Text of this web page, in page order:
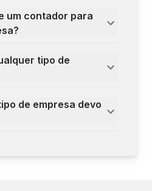
um contador para
tipo de
de empresa devo